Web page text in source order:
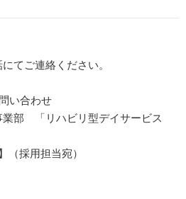
てご連絡ください。
い合わせ
部 「リハビリ型デイサービス
（採用担当宛）